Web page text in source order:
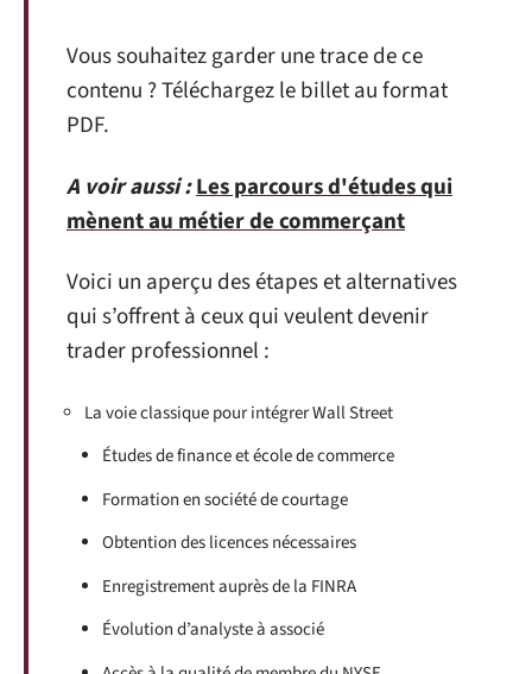
Vous souhaitez garder une trace de ce
contenu ? Téléchargez le billet au format
PDF.
A voir aussi :Les parcours d'études qui
mènent au métier de commerçant
Voici un aperçu des étapes et alternatives
qui s’offrent à ceux qui veulent devenir
trader professionnel :
La voie classique pour intégrer Wall Street
Études de finance et école de commerce
Formation en société de courtage
Obtention des licences nécessaires
Enregistrement auprès de la FINRA
Évolution d’analyste à associé